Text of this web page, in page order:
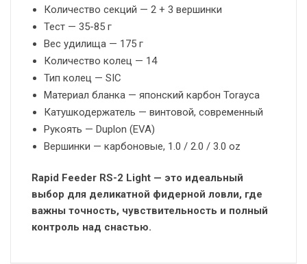
Количество секций — 2 + 3 вершинки
Тест — 35-85 г
Вес удилища — 175 г
Количество колец — 14
Тип колец — SIC
Материал бланка — японский карбон Torayca
Катушкодержатель — винтовой, современный
Рукоять — Duplon (EVA)
Вершинки — карбоновые, 1.0 / 2.0 / 3.0 oz
Rapid Feeder RS-2 Light — это идеальный
выбор для деликатной фидерной ловли, где
важны точность, чувствительность и полный
контроль над снастью.